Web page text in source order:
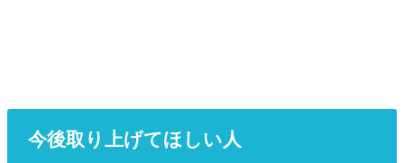
今後取り上げてほしい人